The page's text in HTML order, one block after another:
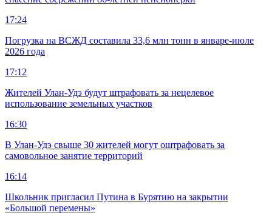
17:24
Погрузка на ВСЖД составила 33,6 млн тонн в январе-июле
2026 года
17:12
Жителей Улан-Удэ будут штрафовать за нецелевое
использование земельных участков
16:30
В Улан-Удэ свыше 30 жителей могут оштрафовать за
самовольное занятие территорий
16:14
Школьник пригласил Путина в Бурятию на закрытии
«Большой перемены»